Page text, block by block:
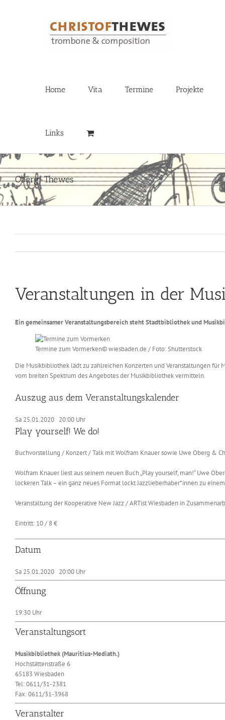
Home Vita Termine Projekte
Links
Oberg-Thewes
Veranstaltungen in der
Ein gemeinsamer Veranstaltungsbereich steht Stadtbibliothek und
Termine zum Vormerken© wiesbaden.de / Foto: Shutterstock
Die Musikbibliothek lädt zu zahlreichen Konzerten und Veranstaltungen für
vom breiten Spektrum des Angebotes der Musikbibliothek vermitteln.
Auszug aus dem Veranstaltungskalender
Sa 25.01.2020 20:00 Uhr
Play yourself! We do!
Buchvorstellung / Konzert / Talk mit Wolfram Knauer sowie Uwe Oberg &
Wolfram Knauer liest aus seinem neuen Buch „Play yourself, man!“ Uwe
lockeren Talk – ein ganz neues Format lockt Jazzlieberhaber*innen zu
Veranstaltung der Kooperative New Jazz / ARTist Wiesbaden in
Eintritt: 10 / 8 €
Datum
Sa 25.01.2020 20:00 Uhr
Öffnung
19:30 Uhr
Veranstaltungsort
Musikbibliothek (Mauritius-Mediath.)
Hochstättenstraße 6
65183 Wiesbaden
Tel: 0611/31-2381
Fax: 0611/31-3968
Veranstalter